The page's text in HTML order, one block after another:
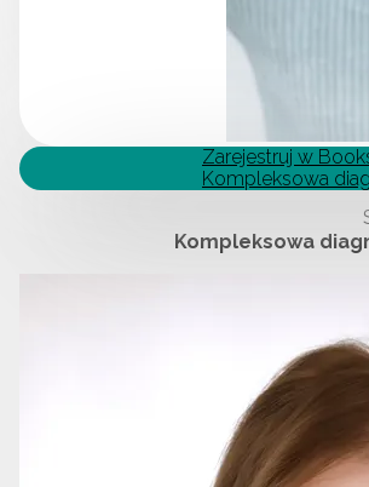
Zarejestruj w
Kompleksowa
Kompleksowa